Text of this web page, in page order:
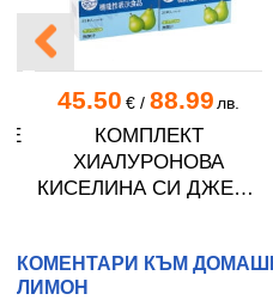
45.50 €/ 88.99 лв.
КОМПЛЕКТ
ХИАЛУРОНОВА
КИСЕЛИНА СИ ДЖЕЛИ
КОМЕНТАРИ КЪМ
ЛИМОН